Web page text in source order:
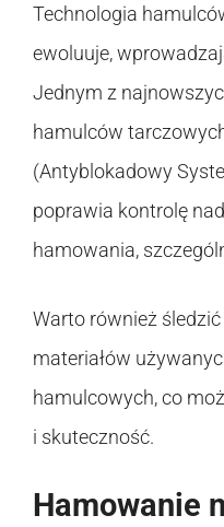
Technologia
ewoluuje,
Jednym z
hamulców
(Antyblokadowy
poprawia kontrolę
hamowania,
Warto również
materiałów
hamulcowych, co
i skuteczność.
Hamowanie